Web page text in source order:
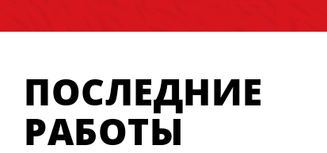
ПОСЛЕДНИЕ
РАБОТЫ